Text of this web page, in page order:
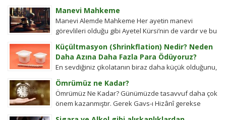
Manevi Mahkeme
Manevi Alemde Mahkeme Her ayetin manevi
görevlileri olduğu gibi Ayetel Kürsi’nin de vardır ve bu
Küçültmasyon (Shrinkflation) Nedir? Neden
Daha Azına Daha Fazla Para Ödüyoruz?
En sevdiğiniz çikolatanın biraz daha küçük olduğunu,
aynı büyüklükteki pakette daha az bisküvi
bulunduğunu veya cips torbalarının daha fazla
hava...
Ömrümüz ne Kadar?
Ömrümüz Ne Kadar? Günümüzde tasavvuf daha çok
önem kazanmıştır. Gerek Gavs-ı Hizânî gerekse